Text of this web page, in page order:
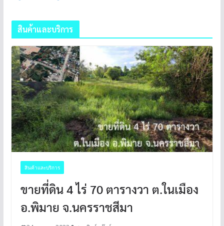
สินค้าและบริการ
สินค้าและบริการ
ขายที่ดิน 4 ไร่ 70 ตารางวา ต.ในเมือง
อ.พิมาย จ.นครราชสีมา